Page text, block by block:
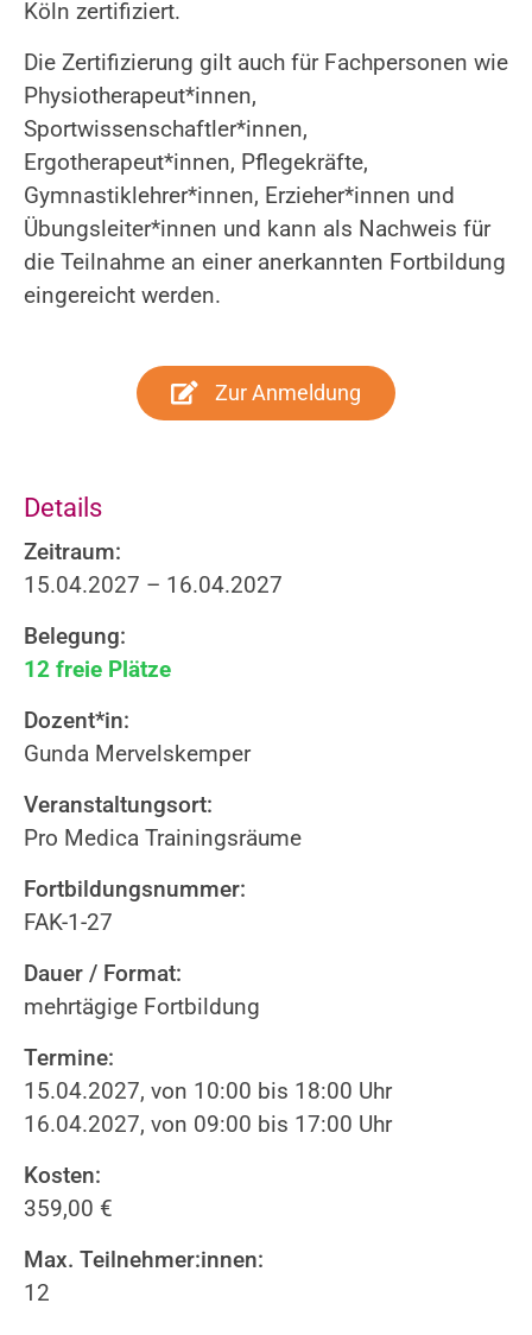
Köln zertifiziert.
Die Zertifizierung gilt auch für Fachpersonen wie
Physiotherapeut*innen,
Sportwissenschaftler*innen,
Ergotherapeut*innen, Pflegekräfte,
Gymnastiklehrer*innen, Erzieher*innen und
Übungsleiter*innen und kann als Nachweis für
die Teilnahme an einer anerkannten Fortbildung
eingereicht werden.
Zur Anmeldung
Details
Zeitraum:
15.04.2027 – 16.04.2027
Belegung:
12 freie Plätze
Dozent*in:
Gunda Mervelskemper
Veranstaltungsort:
Pro Medica Trainingsräume
Fortbildungsnummer:
FAK-1-27
Dauer / Format:
mehrtägige Fortbildung
Termine:
15.04.2027, von 10:00 bis 18:00 Uhr
16.04.2027, von 09:00 bis 17:00 Uhr
Kosten:
359,00 €
Max. Teilnehmer:innen:
12